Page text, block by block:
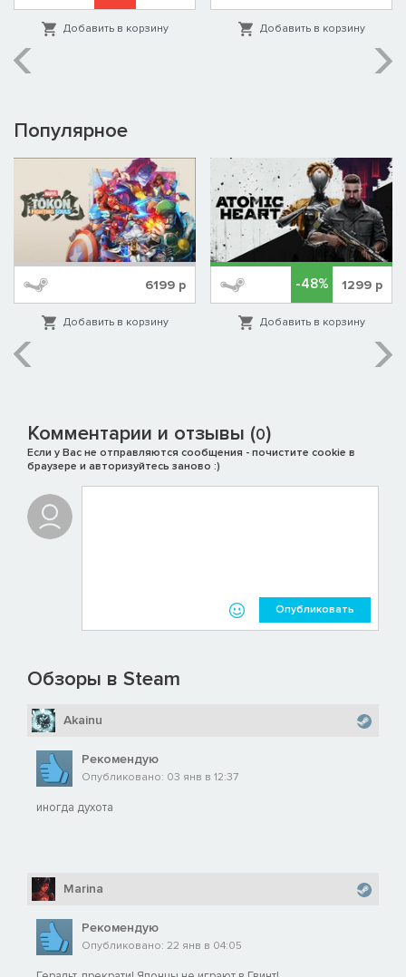
Конец кровопролития
В заключительной главе повести о приключениях Уильяма
вас ожидает летняя осада Осаки — последняя крупная
кампания периода Сэнгоку.
Добавить в корзину Добавить в корзину
Популярное
6199 р
Добавить в корзину
-48% 1299 р
Добавить в корзину
Комментарии и отзывы (0)
Если у Вас не отправляются сообщения - почистите cookie в
браузере и авторизуйтесь заново :)
Опубликовать
Обзоры в Steam
Akainu
Рекомендую
Опубликовано: 03 янв в 12:37
иногда духота
Marina
Рекомендую
Опубликовано: 22 янв в 04:05